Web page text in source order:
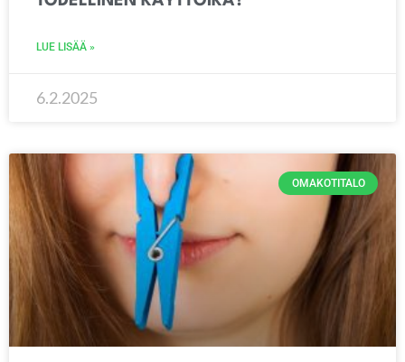
LUE LISÄÄ »
6.2.2025
OMAKOTITALO